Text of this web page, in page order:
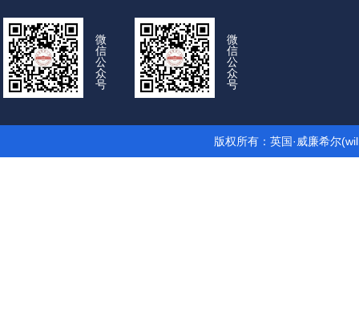
微
信
公
众
号
微
信
公
众
号
版权所有：英国·威廉希尔